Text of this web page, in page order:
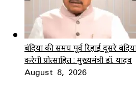
बंदियों की समय पूर्व रिहाई दूसरे
करेगी प्रोत्साहित : मुख्यमंत्री डॉ. यादव
August 8, 2026